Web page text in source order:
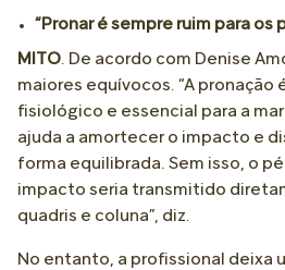
“Pronar é sempre ruim para os
MITO. De acordo com Denise
maiores equívocos. “A pronação
fisiológico e essencial para a
ajuda a amortecer o impacto e
forma equilibrada. Sem isso, o
impacto seria transmitido
quadris e coluna”, diz.
No entanto, a profissional deixa